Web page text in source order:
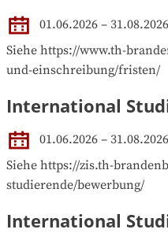
01.06.2026 – 31.08.2026
Siehe https://www.th-
und-einschreibung/fristen/
International
01.06.2026 – 31.08.2026
Siehe https://zis.th-
studierende/bewerbung/
International